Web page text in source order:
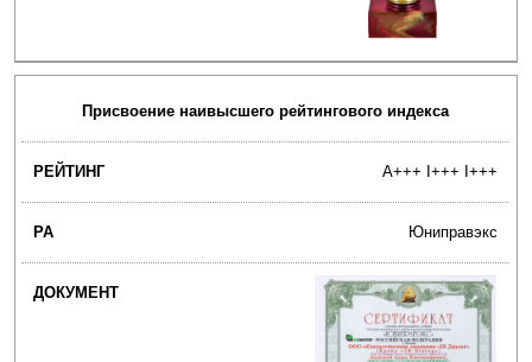
Присвоение наивысшего рейтингового индекса
A+++ I+++ I+++
Юниправэкс